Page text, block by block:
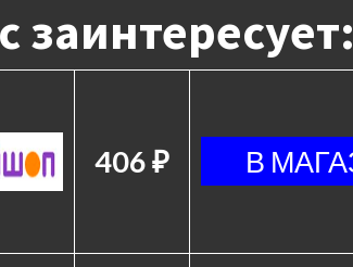
заинтересует:
406 ₽